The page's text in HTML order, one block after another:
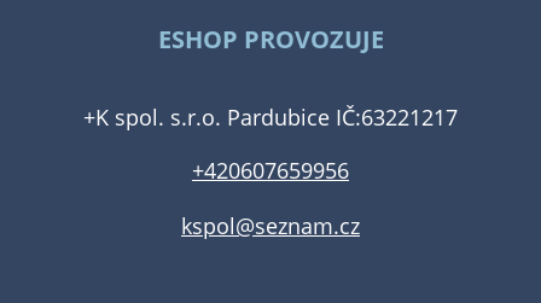
ESHOP PROVOZUJE
+K spol. s.r.o. Pardubice IČ:63221217
+420607659956
kspol@seznam.cz